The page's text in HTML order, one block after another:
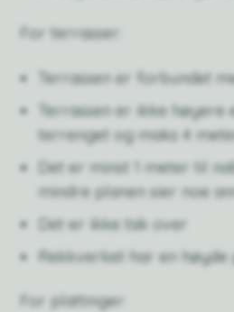
For terrasser:
Terrassen er forbundet
Terrassen er ikke
terrenget og maks 4
Det er minst 1 meter til
mindre planen sier noe
Det er ikke tak over
Rekkverket har en høyde
For plattinger: